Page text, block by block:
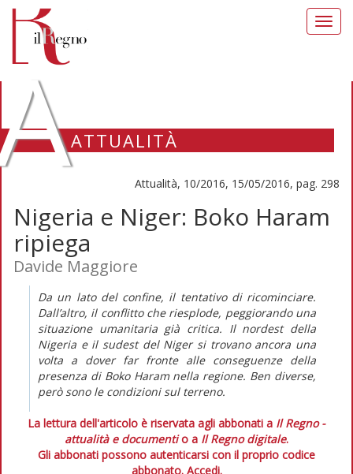
ATTUALITÀ
Attualità, 10/2016, 15/05/2016, pag. 298
Nigeria e Niger: Boko Haram
ripiega
Davide Maggiore
Da un lato del confine, il tentativo di ricominciare.
Dall’altro, il conflitto che riesplode, peggiorando una
situazione umanitaria già critica. Il nordest della
Nigeria e il sudest del Niger si trovano ancora una
volta a dover far fronte alle conseguenze della
presenza di Boko Haram nella regione. Ben diverse,
però sono le condizioni sul terreno.
La lettura dell'articolo è riservata agli abbonati a Il Regno -
attualità e documentio a Il Regno digitale.
Gli abbonati possono autenticarsi con il proprio codice
abbonato. Accedi.